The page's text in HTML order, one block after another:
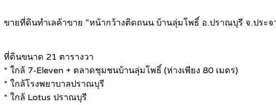
ขายที่ดินทำเลค้าขาย “หน้ากว้างติดถนน บ้านลุ่มโพธิ์ อ.ปราณบุรี จ.ประจ
ที่ดินขนาด 21 ตารางวา
* ใกล้ 7-Eleven + ตลาดชุมชนบ้านลุ่มโพธิ์ (ห่างเพียง 80 เมตร)
* ใกล้โรงพยาบาลปราณบุรี
* ใกล้ Lotus ปราณบุรี